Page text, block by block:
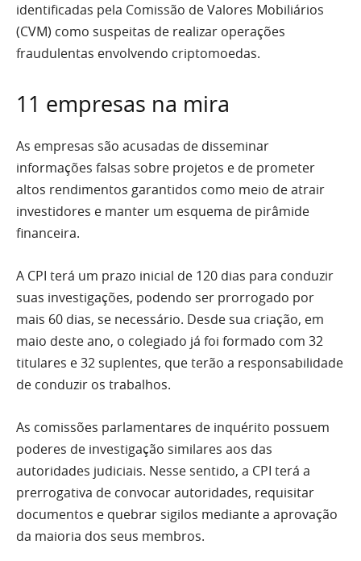
identificadas pela Comissão de Valores Mobiliários
(CVM) como suspeitas de realizar operações
fraudulentas envolvendo criptomoedas.
11 empresas na mira
As empresas são acusadas de disseminar
informações falsas sobre projetos e de prometer
altos rendimentos garantidos como meio de atrair
investidores e manter um esquema de pirâmide
financeira.
A CPI terá um prazo inicial de 120 dias para conduzir
suas investigações, podendo ser prorrogado por
mais 60 dias, se necessário. Desde sua criação, em
maio deste ano, o colegiado já foi formado com 32
titulares e 32 suplentes, que terão a responsabilidade
de conduzir os trabalhos.
As comissões parlamentares de inquérito possuem
poderes de investigação similares aos das
autoridades judiciais. Nesse sentido, a CPI terá a
prerrogativa de convocar autoridades, requisitar
documentos e quebrar sigilos mediante a aprovação
da maioria dos seus membros.